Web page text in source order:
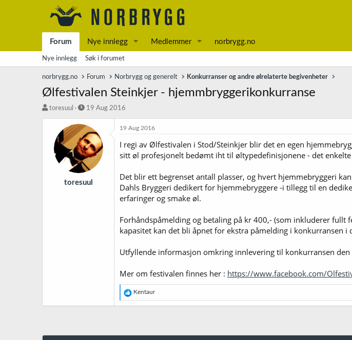
Forum Nye innlegg Medlemmer norbrygg.no
Nye innlegg Søk i forumet
norbrygg.no Forum Norbrygg og generelt Konkurranser og andre ølrelaterte begivenheter
Ølfestivalen Steinkjer - hjemmbryggerikonkurranse
T
toresuul
S
a
r
t
d
a
t
o
19 Aug 2016
toresuul
19 Aug 2016
I regi av Ølfestivalen i Stod/Steinkjer blir det en egen
sitt øl profesjonelt bedømt iht til øltypedefinisjonene - det
Det blir ett begrenset antall plasser, og hvert hjemmebryggeri
Dahls Bryggeri dedikert for hjemmebryggere -i tillegg til en
erfaringer og smake øl.
Forhåndspåmelding og betaling på kr 400,- (som inkluderer fullt
kapasitet kan det bli åpnet for ekstra påmelding i konkurransen i
Utfyllende informasjon omkring innlevering til konkurransen
Mer om festivalen finnes her : https://www.facebook.com/
R
e
a
Kentaur